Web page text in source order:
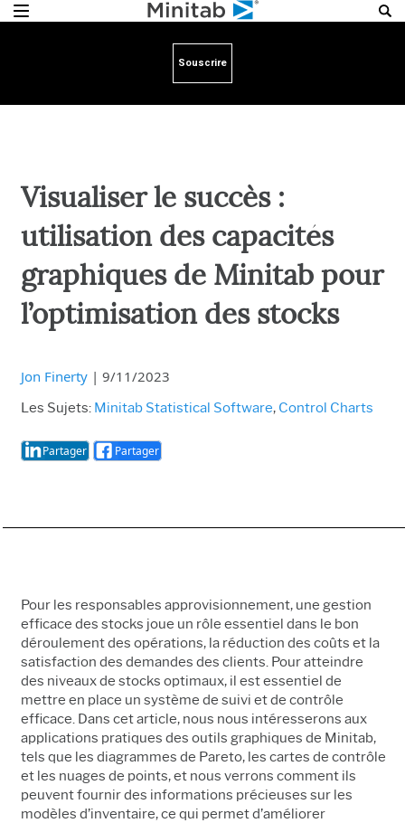
Souscrire
Visualiser le succès :
utilisation des capacités
graphiques de Minitab pour
l’optimisation des stocks
Jon Finerty | 9/11/2023
Les Sujets: Minitab Statistical Software, Control Charts
Partager Partager
Pour les responsables approvisionnement, une gestion
efficace des stocks joue un rôle essentiel dans le bon
déroulement des opérations, la réduction des coûts et la
satisfaction des demandes des clients. Pour atteindre
des niveaux de stocks optimaux, il est essentiel de
mettre en place un système de suivi et de contrôle
efficace. Dans cet article, nous nous intéresserons aux
applications pratiques des outils graphiques de Minitab,
tels que les diagrammes de Pareto, les cartes de contrôle
et les nuages de points, et nous verrons comment ils
peuvent fournir des informations précieuses sur les
modèles d’inventaire, ce qui permet d’améliorer